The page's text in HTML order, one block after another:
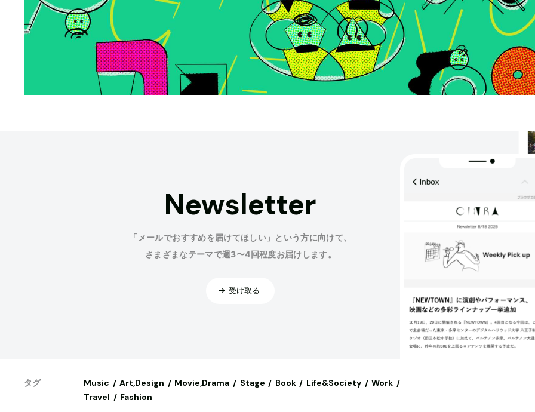
Newsletter
「メールでおすすめを届けてほしい」という方に向けて、
さまざまなテーマで週3〜4回程度お届けします。
受け取る
タグ Music Art,Design Movie,Drama Stage Book Life&Society
Work
Travel
Fashion